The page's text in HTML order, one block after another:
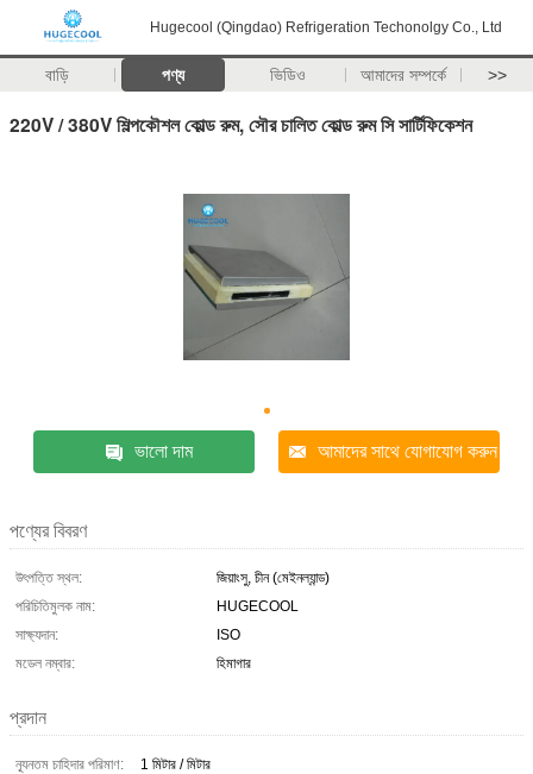
Hugecool (Qingdao) Refrigeration Techonolgy Co., Ltd
বাড়ি পণ্য ভিডিও আমাদের সম্পর্কে >>
220V / 380V শিল্পকৌশল কোল্ড রুম, সৌর চালিত কোল্ড রুম সি সার্টিফিকেশন
ভালো দাম আমাদের সাথে যোগাযোগ করুন
পণ্যের বিবরণ
উৎপত্তি স্থল:
জিয়াংসু, চীন (মেইনল্যান্ড)
পরিচিতিমুলক নাম:
HUGECOOL
সাক্ষ্যদান:
ISO
মডেল নম্বার:
হিমাগার
প্রদান
ন্যূনতম চাহিদার পরিমাণ:
1 মিটার / মিটার